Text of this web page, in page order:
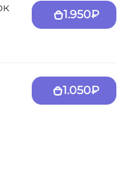
1.950₽
1.050₽